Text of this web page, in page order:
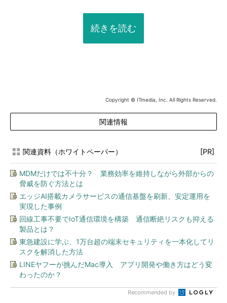
続きを読む
Copyright © ITmedia, Inc. All Rights Reserved.
関連情報
関連資料（ホワイトペーパー） [PR]
MDMだけでは不十分？ 業務効率を維持しながら外部からの
脅威を防ぐ方法とは
エッジAI搭載カメラサービスの通信基盤を刷新、安定運用を
実現した事例
回線工事不要でIoT通信環境を構築 通信断絶リスクも抑える
製品とは？
東急建設に学ぶ、1万台超の端末セキュリティを一本化してリ
スクを解消した方法
LINEヤフーが挑んだMac導入 アプリ開発や働き方はどう変
わったのか？
Recommended by